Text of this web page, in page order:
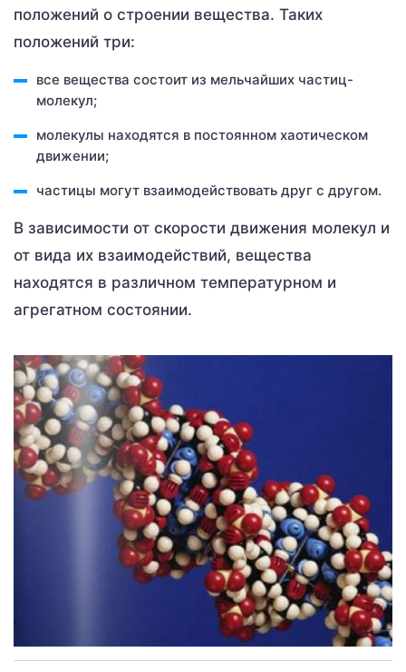
положений о строении вещества. Таких
положений три:
все вещества состоит из мельчайших частиц-
молекул;
молекулы находятся в постоянном хаотическом
движении;
частицы могут взаимодействовать друг с другом.
В зависимости от скорости движения молекул и
от вида их взаимодействий, вещества
находятся в различном температурном и
агрегатном состоянии.